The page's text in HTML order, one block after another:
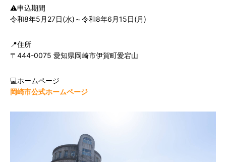
⚠️申込期間
令和8年5月27日(水)～令和8年6月15日(月)
📍住所
〒444-0075 愛知県岡崎市伊賀町愛宕山
💻ホームページ
岡崎市公式ホームページ